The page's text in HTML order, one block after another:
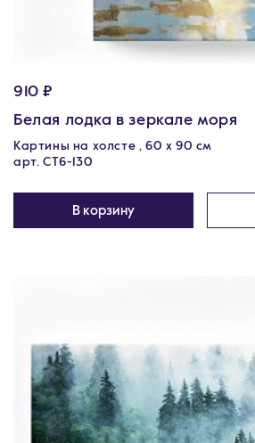
910 ₽
Белая лодка в зеркале моря
Картины на холсте , 60 х 90 см
арт. CT6-130
В корзину